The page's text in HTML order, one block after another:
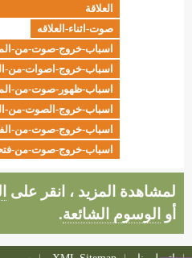
العلاقة
صوت-اثناء-العلاقه
اسباب-خروج-صوت-من-
اسباب-خروج-اصوات-من-
اسباب-ظهور-صوت-من-
اسباب-خروج-الصوت-من-
اسباب-خروج-صوت-من-
اسباب-خروج-صوت-من-
لمشاهدة المزيد ، انقر على
أو الوسوم الشائعة.